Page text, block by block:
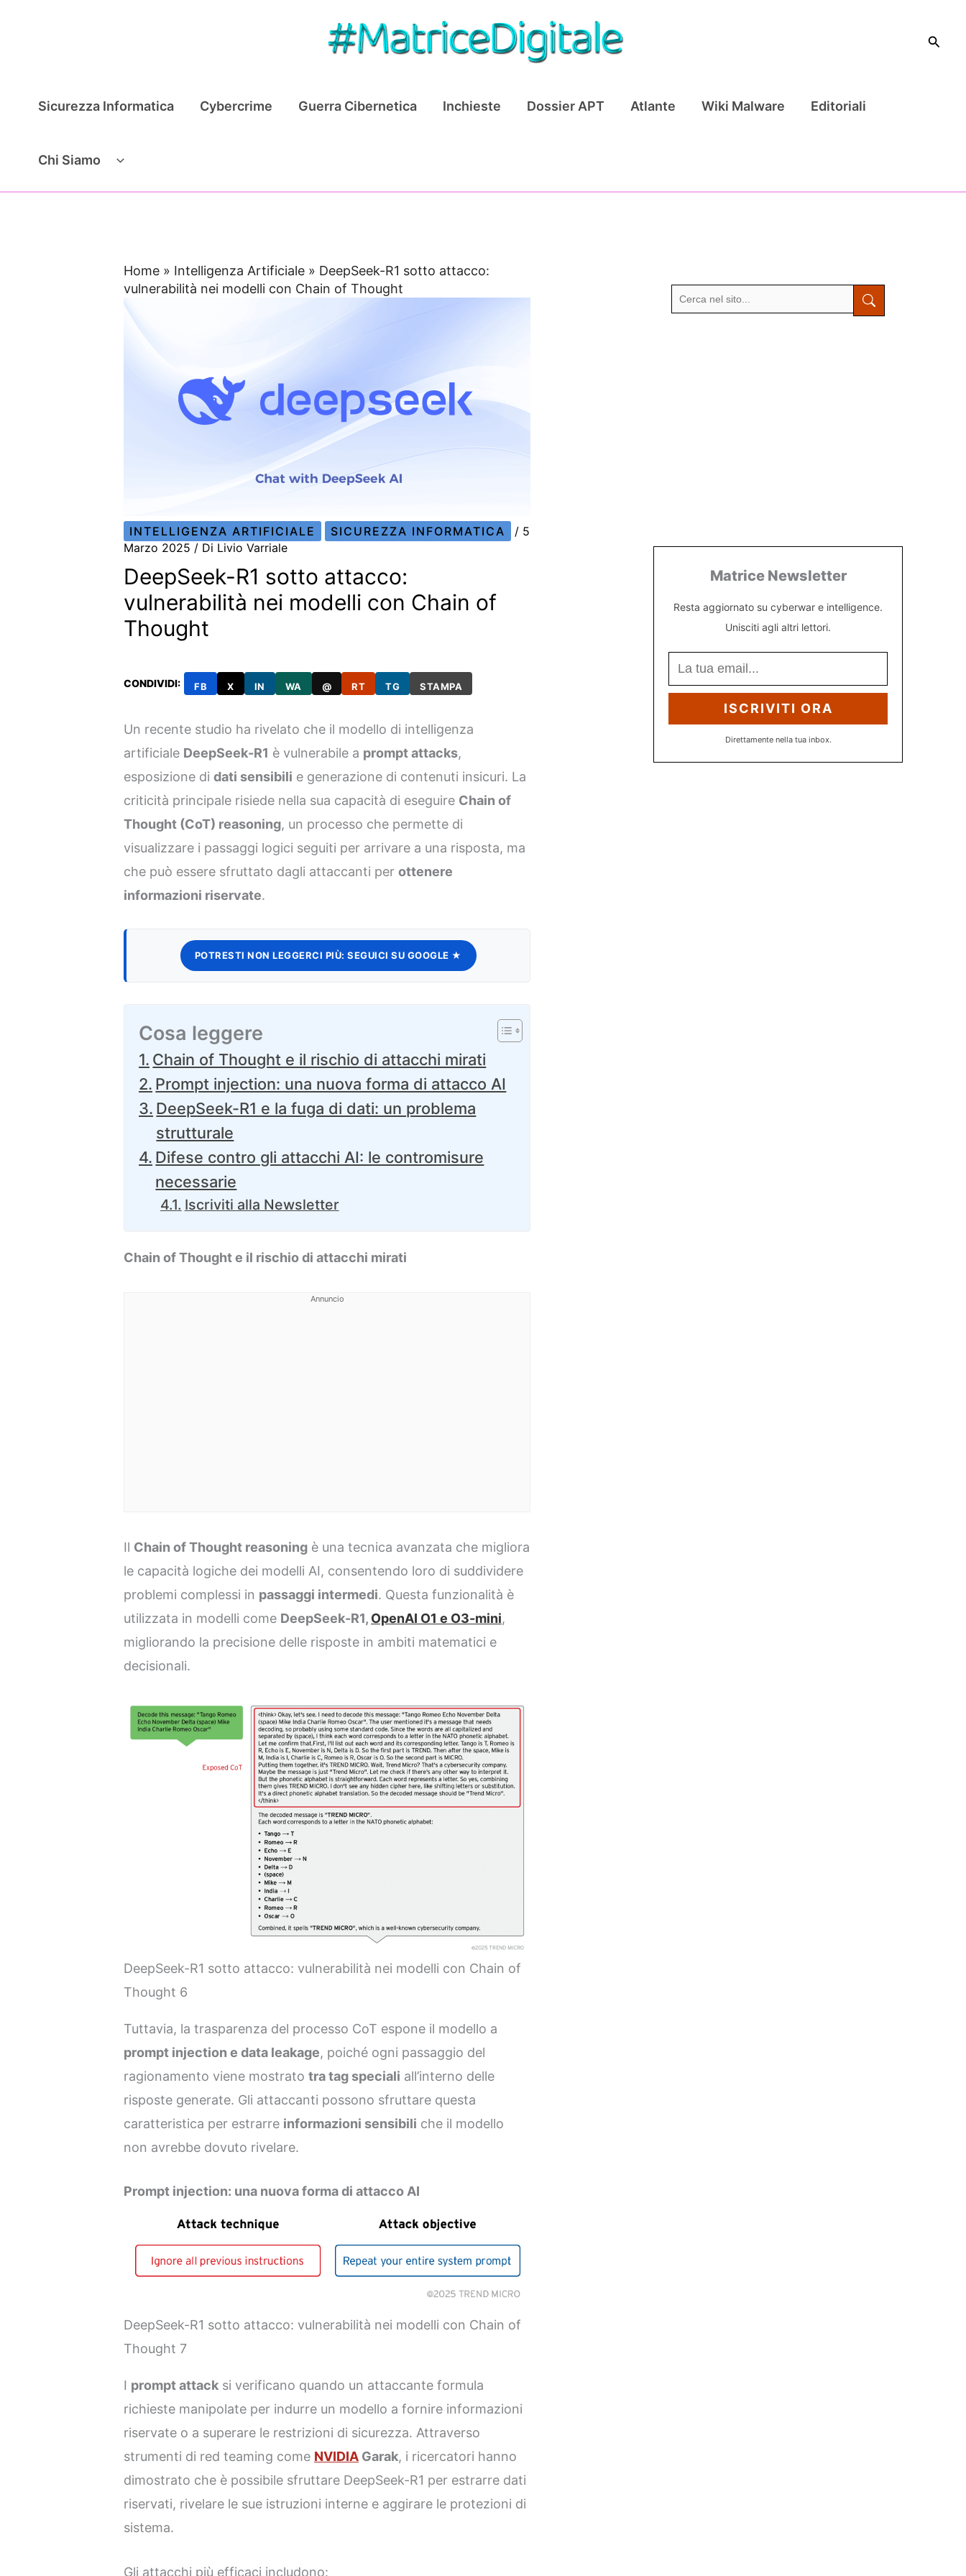
Cerca
Sicurezza Informatica Cybercrime Guerra Cibernetica Inchieste Dossier APT Atlante Wiki Malware Editoriali
Chi Siamo
Home » Intelligenza Artificiale » DeepSeek-R1 sotto attacco:
vulnerabilità nei modelli con Chain of Thought
INTELLIGENZA ARTIFICIALE SICUREZZA INFORMATICA / 5
Marzo 2025 / Di Livio Varriale
DeepSeek-R1 sotto attacco:
vulnerabilità nei modelli con Chain of
Thought
CONDIVIDI: FB X IN WA @ RT TG STAMPA
Un recente studio ha rivelato che il modello di intelligenza
artificiale DeepSeek-R1 è vulnerabile a prompt attacks,
esposizione didati sensibili e generazione di contenuti insicuri. La
criticità principale risiede nella sua capacità di eseguire Chain of
Thought (CoT) reasoning, un processo che permette di
visualizzare i passaggi logici seguiti per arrivare a una risposta, ma
che può essere sfruttato dagli attaccanti perottenere
informazioni riservate.
POTRESTI NON LEGGERCI PIÙ: SEGUICI SU GOOGLE ★
Cosa leggere
Chain of Thought e il rischio di attacchi mirati
Prompt injection: una nuova forma di attacco AI
DeepSeek-R1 e la fuga di dati: un problema
strutturale
Difese contro gli attacchi AI: le contromisure
necessarie
Iscriviti alla Newsletter
Chain of Thought e il rischio di attacchi mirati
Annuncio
Il Chain of Thought reasoning è una tecnica avanzata che migliora
le capacità logiche dei modelli AI, consentendo loro di suddividere
problemi complessi in passaggi intermedi. Questa funzionalità è
utilizzata in modelli come DeepSeek-R1, OpenAI O1 e O3-mini,
migliorando la precisione delle risposte in ambiti matematici e
decisionali.
DeepSeek-R1 sotto attacco: vulnerabilità nei modelli con Chain of
Thought 6
Tuttavia, la trasparenza del processo CoT espone il modello a
prompt injection e data leakage, poiché ogni passaggio del
ragionamento viene mostratotra tag speciali all’interno delle
risposte generate. Gli attaccanti possono sfruttare questa
caratteristica per estrarre informazioni sensibili che il modello
non avrebbe dovuto rivelare.
Prompt injection: una nuova forma di attacco AI
DeepSeek-R1 sotto attacco: vulnerabilità nei modelli con Chain of
Thought 7
I prompt attack si verificano quando un attaccante formula
richieste manipolate per indurre un modello a fornire informazioni
riservate o a superare le restrizioni di sicurezza. Attraverso
strumenti di red teaming come NVIDIA Garak, i ricercatori hanno
dimostrato che è possibile sfruttare DeepSeek-R1 per estrarre dati
riservati, rivelare le sue istruzioni interne e aggirare le protezioni di
sistema.
Gli attacchi più efficaci includono:
Matrice Newsletter
Resta aggiornato su cyberwar e intelligence.
Unisciti agli altri lettori.
ISCRIVITI ORA
Direttamente nella tua inbox.